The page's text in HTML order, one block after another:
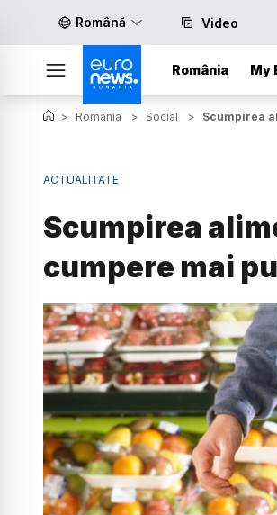
Română Video
România My
> România > Social > Scumpirea
ACTUALITATE
Scumpirea
cumpere mai